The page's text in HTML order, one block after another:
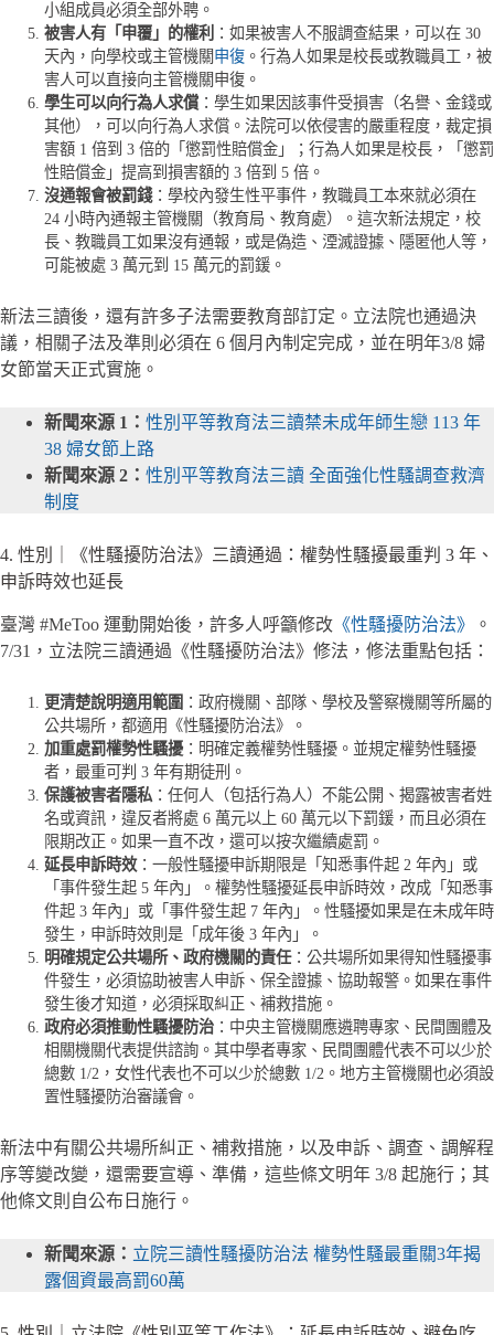
小組成員必須全部外聘。
被害人有「申覆」的權利
：如果被害人不服調查結果，可以在 30
天內，向學校或主管機關申復 。行為人如果是校長或教職員工，被
害人可以直接向主管機關申復。
學生可以向行為人求償 ：學生如果因該事件受損害（名譽、金錢或
其他），可以向行為人求償。法院可以依侵害的嚴重程度，裁定損
害額 1 倍到 3 倍的「懲罰性賠償金」；行為人如果是校長，「懲罰
性賠償金」提高到損害額的 3 倍到 5 倍。
沒通報會被罰錢：學校內發生性平事件，教職員工本來就必須在
24 小時內通報主管機關（教育局、教育處）。這次新法規定，校
長、教職員工如果沒有通報，或是偽造、湮滅證據、隱匿他人等，
可能被處 3 萬元到 15 萬元的罰鍰。
新法三讀後，還有許多子法需要教育部訂定。立法院也通過決
議，相關子法及準則必須在 6 個月內制定完成，並在明年3/8 婦
女節當天正式實施。
新聞來源 1： 性別平等教育法三讀禁未成年師生戀 113 年
38 婦女節上路
新聞來源 2： 性別平等教育法三讀 全面強化性騷調查救濟
制度
4. 性別｜《性騷擾防治法》三讀通過：權勢性騷擾最重判 3 年、
申訴時效也延長
臺灣 #MeToo 運動開始後，許多人呼籲修改 《性騷擾防治法》
。
7/31，立法院三讀通過《性騷擾防治法》修法，修法重點包括：
更清楚說明適用範圍 ：政府機關、部隊、學校及警察機關等所屬的
公共場所，都適用《性騷擾防治法》。
加重處罰權勢性騷擾 ：明確定義權勢性騷擾。並規定權勢性騷擾
者，最重可判 3 年有期徒刑。
保護被害者隱私 ：任何人（包括行為人）不能公開、揭露被害者姓
名或資訊，違反者將處 6 萬元以上 60 萬元以下罰鍰，而且必須在
限期改正。如果一直不改，還可以按次繼續處罰。
延長申訴時效：一般性騷擾申訴期限是「知悉事件起 2 年內」或
「事件發生起 5 年內」。權勢性騷擾延長申訴時效，改成「知悉事
件起 3 年內」或「事件發生起 7 年內」。性騷擾如果是在未成年時
發生，申訴時效則是「成年後 3 年內」。
明確規定公共場所、政府機關的責任：公共場所如果得知性騷擾事
件發生，必須協助被害人申訴、保全證據、協助報警。如果在事件
發生後才知道，必須採取糾正、補救措施。
政府必須推動性騷擾防治 ：中央主管機關應遴聘專家、民間團體及
相關機關代表提供諮詢。其中學者專家、民間團體代表不可以少於
總數 1/2，女性代表也不可以少於總數 1/2。地方主管機關也必須設
置性騷擾防治審議會。
新法中有關公共場所糾正、補救措施，以及申訴、調查、調解程
序等變改變，還需要宣導、準備，這些條文明年 3/8 起施行；其
他條文則自公布日施行。
新聞來源： 立院三讀性騷擾防治法 權勢性騷最重關3年揭
露個資最高罰60萬